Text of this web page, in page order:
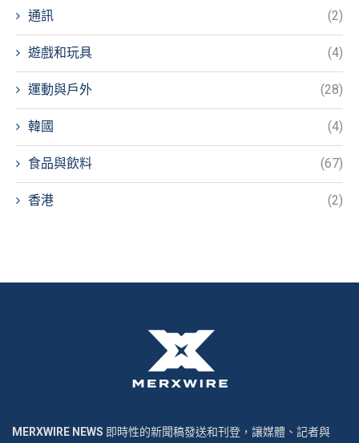
通訊 (2)
遊戲和玩具 (4)
運動與戶外 (28)
韓國 (4)
食品與飲料 (67)
香港 (2)
MERXWIRE NEWS 即時性的新聞稿發送和刊登，讓媒體、記者與